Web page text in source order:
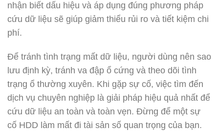
nhận biết dấu hiệu và áp dụng đúng phương pháp
cứu dữ liệu sẽ giúp giảm thiểu rủi ro và tiết kiệm chi
phí.
Để tránh tình trạng mất dữ liệu, người dùng nên sao
lưu định kỳ, tránh va đập ổ cứng và theo dõi tình
trạng ổ thường xuyên. Khi gặp sự cố, việc tìm đến
dịch vụ chuyên nghiệp là giải pháp hiệu quả nhất để
cứu dữ liệu an toàn và toàn vẹn. Đừng để một sự
cố HDD làm mất đi tài sản số quan trọng của bạn.